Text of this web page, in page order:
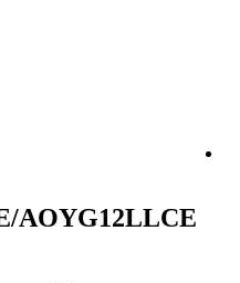
AOYG12LLCE